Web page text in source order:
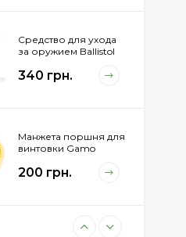
Средство для ухода
за оружием Ballistol
340 грн.
Манжета поршня для
винтовки Gamo
200 грн.